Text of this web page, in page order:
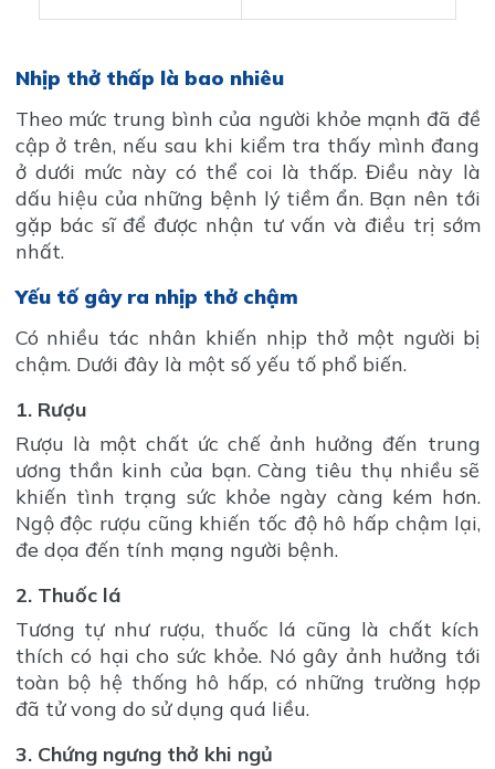
Nhịp thở thấp là bao nhiêu
Theo mức trung bình của người khỏe mạnh đã đề
cập ở trên, nếu sau khi kiểm tra thấy mình đang
ở dưới mức này có thể coi là thấp. Điều này là
dấu hiệu của những bệnh lý tiềm ẩn. Bạn nên tới
gặp bác sĩ để được nhận tư vấn và điều trị sớm
nhất.
Yếu tố gây ra nhịp thở chậm
Có nhiều tác nhân khiến nhịp thở một người bị
chậm. Dưới đây là một số yếu tố phổ biến.
1. Rượu
Rượu là một chất ức chế ảnh hưởng đến trung
ương thần kinh của bạn. Càng tiêu thụ nhiều sẽ
khiến tình trạng sức khỏe ngày càng kém hơn.
Ngộ độc rượu cũng khiến tốc độ hô hấp chậm lại,
đe dọa đến tính mạng người bệnh.
2. Thuốc lá
Tương tự như rượu, thuốc lá cũng là chất kích
thích có hại cho sức khỏe. Nó gây ảnh hưởng tới
toàn bộ hệ thống hô hấp, có những trường hợp
đã tử vong do sử dụng quá liều.
3. Chứng ngưng thở khi ngủ